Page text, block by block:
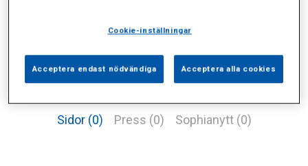
Sidor (0) Press (0) Sophianytt (0)
Cookie-inställningar
Acceptera endast nödvändiga Acceptera alla cookies